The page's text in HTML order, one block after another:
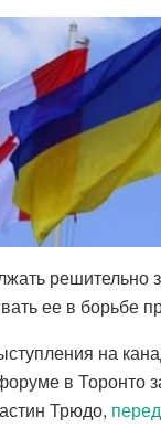
решительно
ее в борьбе
на
в Торонто
Трюдо,